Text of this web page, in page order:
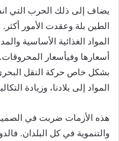
يضاف إلى ذلك الحرب التي
الطين بلة وعقدت الأمور
المواد الغذائية الأساسية
أسعارها وفيأسعار
بشكل خاص حركة النقل
المواد إلى بلادنا، وزيادة
هذه الأزمات ضربت في
والتنموية في كل البلدان.